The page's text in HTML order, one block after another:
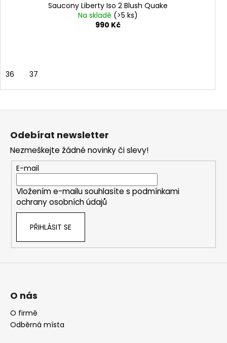
Saucony Liberty Iso 2 Blush Quake
Na skladě (>5 ks)
990 Kč
36 37
Odebírat newsletter
Nezmeškejte žádné novinky či slevy!
E-mail
Vložením e-mailu souhlasíte s podmínkami
ochrany osobních údajů
PŘIHLÁSIT SE
O nás
O firmě
Odběrná místa